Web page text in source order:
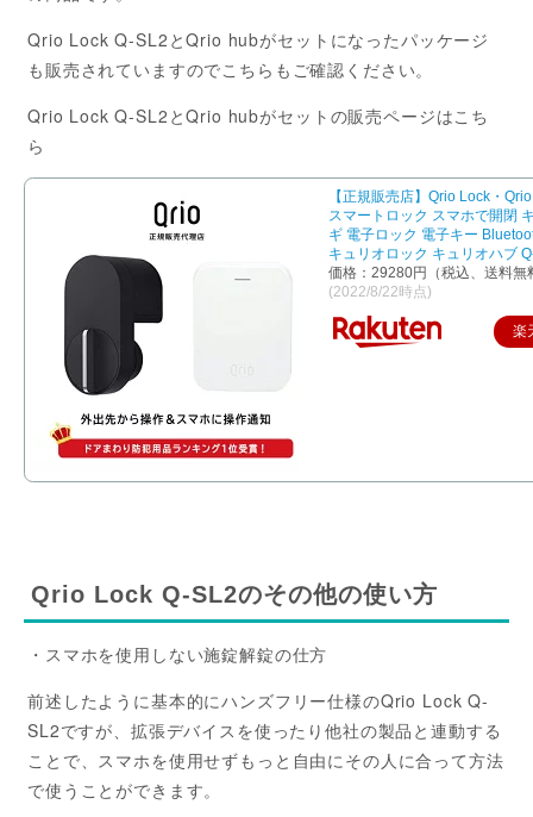
Qrio Lock Q-SL2とQrio hubがセットになったパッケージ
も販売されていますのでこちらもご確認ください。
Qrio Lock Q-SL2とQrio hubがセットの販売ページはこち
ら
【正規販売店】Qrio Lock・
スマートロック スマホで開閉
ギ 電子ロック 電子キー
キュリオロック キュリオハブ
価格：29280円（税込、送料無
(2022/8/22時点)
楽
Qrio Lock Q-SL2のその他の使い方
・スマホを使用しない施錠解錠の仕方
前述したように基本的にハンズフリー仕様のQrio Lock Q-
SL2ですが、拡張デバイスを使ったり他社の製品と連動する
ことで、スマホを使用せずもっと自由にその人に合って方法
で使うことができます。